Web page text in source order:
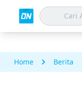
Home Berita